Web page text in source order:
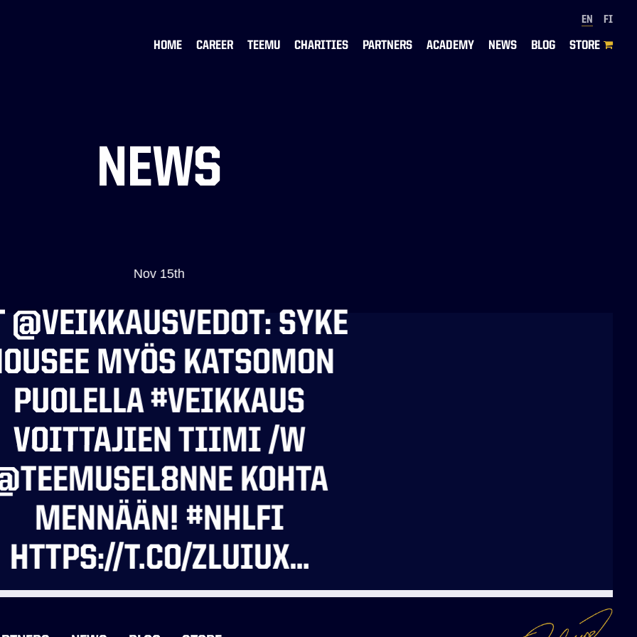
HOME CAREER TEEMU CHARITIES PARTNERS ACADEMY NEWS BLOG STORE
EN FI
NEWS
Nov 15th
@VEIKKAUSVEDOT: SYKE
MYÖS KATSOMON
PUOLELLA #VEIKKAUS
VOITTAJIEN TIIMI /W
KOHTA
MENNÄÄN! #NHLFI
HTTPS://T.CO/ZLUIUX…